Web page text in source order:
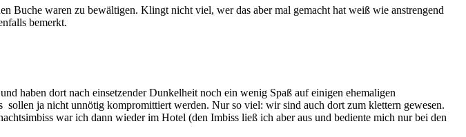
Buche waren zu bewältigen. Klingt nicht viel, wer das aber mal gemacht hat weiß wie anstrengend
bemerkt.
haben dort nach einsetzender Dunkelheit noch ein wenig Spaß auf einigen ehemaligen
ja nicht unnötig kompromittiert werden. Nur so viel: wir sind auch dort zum klettern gewesen.
war ich dann wieder im Hotel (den Imbiss ließ ich aber aus und bediente mich nur bei den